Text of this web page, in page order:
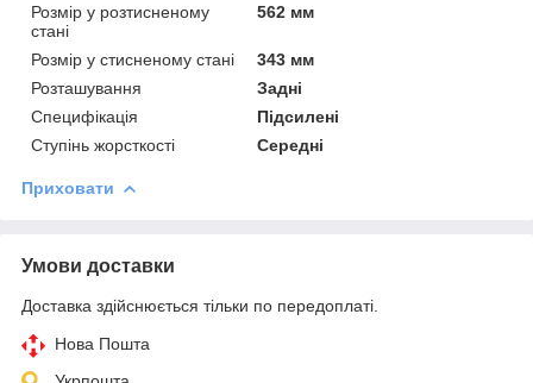
Розмір у розтисненому
стані
562 мм
Розмір у стисненому стані
343 мм
Розташування
Задні
Специфікація
Підсилені
Ступінь жорсткості
Середні
Приховати
Умови доставки
Доставка здійснюється тільки по передоплаті.
Нова Пошта